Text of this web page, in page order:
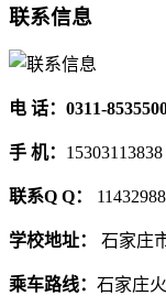
联系信息
电 话：0311-
手 机： 15303113838
联系Q Q：
学校地址： 石家庄
乘车路线： 石家庄